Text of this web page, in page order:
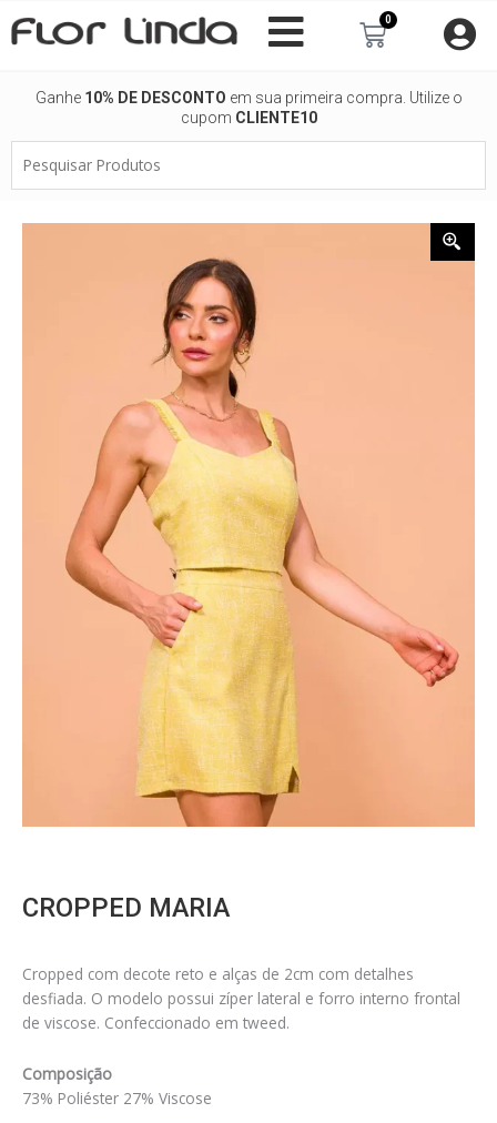
para
0
Carrinho
Ganhe 10% DE DESCONTO em sua primeira compra. Utilize o
cupom CLIENTE10
Produtos
CROPPED MARIA
Cropped com decote reto e alças de 2cm com detalhes
desfiada. O modelo possui zíper lateral e forro interno frontal
de viscose. Confeccionado em tweed.
Composição
73% Poliéster 27% Viscose